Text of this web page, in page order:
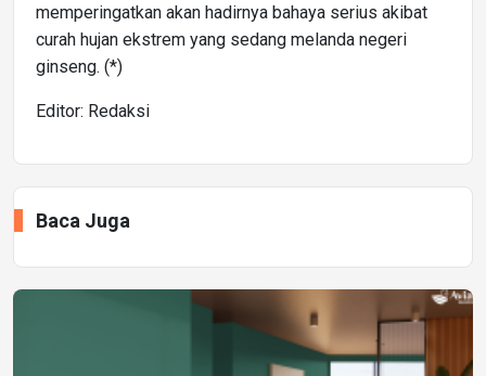
memperingatkan akan hadirnya bahaya serius akibat
curah hujan ekstrem yang sedang melanda negeri
ginseng. (*)
Editor: Redaksi
Baca Juga